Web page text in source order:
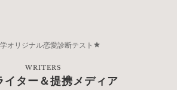
オリジナル恋愛診断テスト
WRITERS
イター＆提携メディア